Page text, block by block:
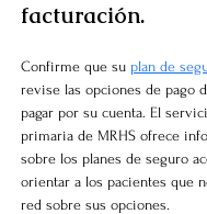
facturación.
Confirme que su plan de
revise las opciones de pago
pagar por su cuenta. El
primaria de MRHS ofrece
sobre los planes de seguro
orientar a los pacientes que
red sobre sus opciones.